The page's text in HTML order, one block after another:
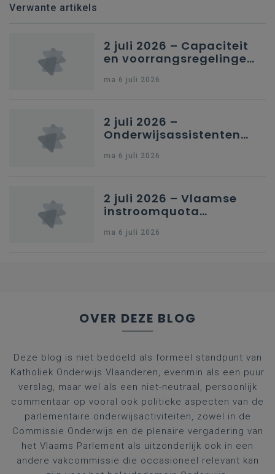
Verwante artikels
2 juli 2026 – Capaciteit
en voorrangsregelingen
secundair onderwijs in
ma 6 juli 2026
2 juli 2026 –
Onderwijsassistenten
kleuteronderwijs
ma 6 juli 2026
2 juli 2026 – Vlaamse
instroomquota
federale RIZIV-
ma 6 juli 2026
OVER DEZE BLOG
Deze blog is niet bedoeld als formeel standpunt van
Katholiek Onderwijs Vlaanderen, evenmin als een puur
verslag, maar wel als een niet-neutraal, persoonlijk
commentaar op vooral ook politieke aspecten van de
parlementaire onderwijsactiviteiten, zowel in de
Commissie Onderwijs en de plenaire vergadering van
het Vlaams Parlement als uitzonderlijk ook in een
andere vakcommissie die occasioneel relevant kan